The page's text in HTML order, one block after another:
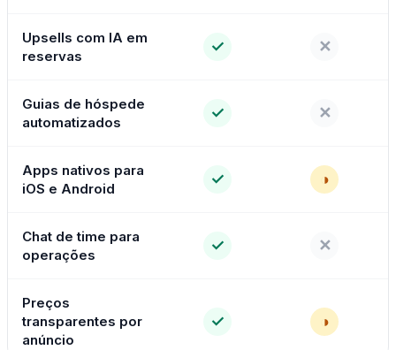
Upsells com IA em
reservas
✓ ✕
Guias de hóspede
automatizados
✓ ✕
Apps nativos para
iOS e Android
✓ ◑
Chat de time para
operações
✓ ✕
Preços
transparentes por
anúncio
✓ ◑